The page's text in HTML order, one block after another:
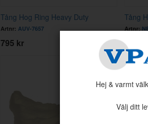
Tång Hog Ring Heavy Duty
Artnr: AUV-7657
795 kr
Tång
Artnr:
1095 kr
Hej & varmt
Välj ditt